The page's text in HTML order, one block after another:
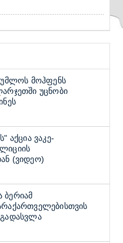
მოჰფენს
უცნობი
აქცია ვაკე-
(ვიდეო)